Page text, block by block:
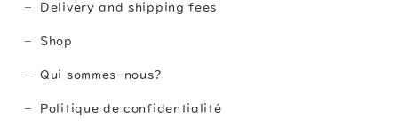
Delivery and shipping fees
Shop
Qui sommes-nous?
Politique de confidentialité